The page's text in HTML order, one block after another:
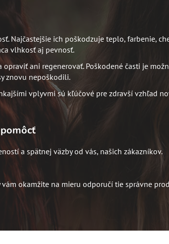
Najčastejšie ich poškodzuje teplo, farbenie,
vlhkosť aj pevnosť.
opraviť ani regenerovať. Poškodené časti je
znovu nepoškodili.
vplyvmi sú kľúčové pre zdravší vzhľad
a spätnej väzby od vás, našich zákazníkov.
vám okamžite na mieru odporučí tie správne